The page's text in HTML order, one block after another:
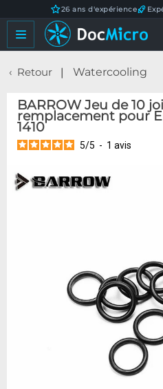
26 ans d'expérience
Retour Watercooling
BARROW Jeu de 10
remplacement pour
1410
5/5 - 1 avis